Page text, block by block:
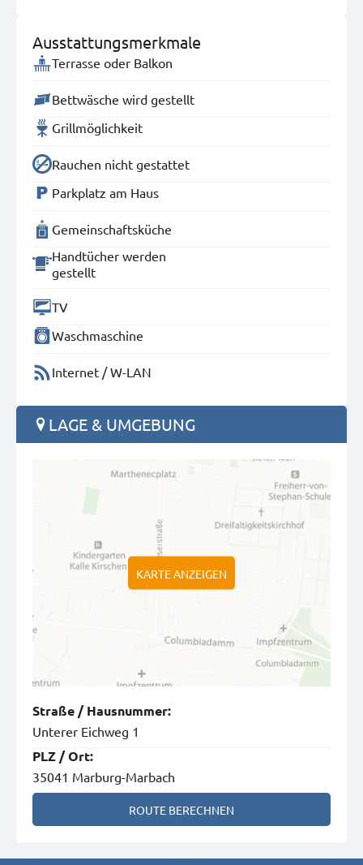
Ausstattungsmerkmale
Terrasse oder Balkon
Bettwäsche wird gestellt
Grillmöglichkeit
Rauchen nicht gestattet
Parkplatz am Haus
Gemeinschaftsküche
Handtücher werden
gestellt
TV
Waschmaschine
Internet / W-LAN
LAGE & UMGEBUNG
KARTE ANZEIGEN
Straße / Hausnummer:
Unterer Eichweg 1
PLZ /Ort:
35041 Marburg-Marbach
ROUTE BERECHNEN